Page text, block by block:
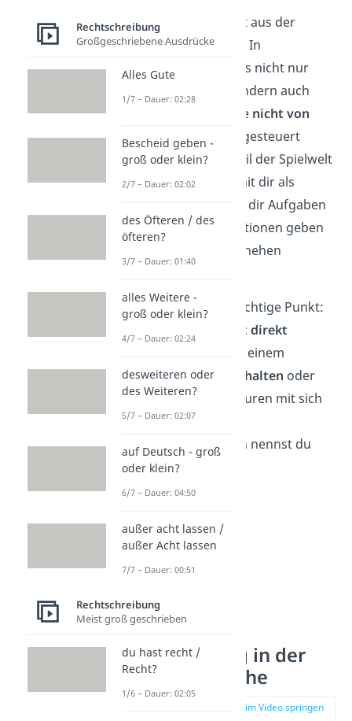
Der Begriff stammt aus der
Videospielbranche. In
Videospielen gibt es nicht nur
dich als Spieler, sondern auch
, die nicht von
echten Menschen
gesteuert
werden. Sie sind Teil der Spielwelt
und interagieren mit dir als
Spieler. Sie können dir Aufgaben
geben, dir Informationen geben
oder das Spielgeschehen
Aber hier ist der wichtige Punkt:
nicht direkt
. Sie folgen einem
vordefinierten Verhalten oder
Skript im Spiel
. Figuren mit sich
wiederholenden
Verhaltensmustern nennst du
also NPCs.
Verwendung in der
Jugendsprache
zur Stelle im Video springen
Rechtschreibung
Großgeschriebene Ausdrücke
Alles Gute
1/7 – Dauer: 02:28
Bescheid geben -
groß oder klein?
2/7 – Dauer: 02:02
des Öfteren / des
öfteren?
3/7 – Dauer: 01:40
alles Weitere -
groß oder klein?
4/7 – Dauer: 02:24
desweiteren oder
des Weiteren?
5/7 – Dauer: 02:07
auf Deutsch - groß
oder klein?
6/7 – Dauer: 04:50
außer acht lassen /
außer Acht lassen
7/7 – Dauer: 00:51
Rechtschreibung
Meist groß geschrieben
du hast recht /
Recht?
1/6 – Dauer: 02:05